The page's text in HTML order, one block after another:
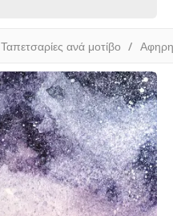
Ταπετσαρίες ανά μοτίβο